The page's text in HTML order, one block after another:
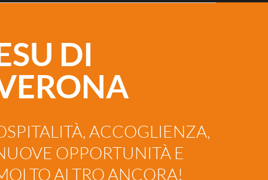
DI
ACCOGLIENZA,
OPPORTUNITÀ E
ALTRO ANCORA!